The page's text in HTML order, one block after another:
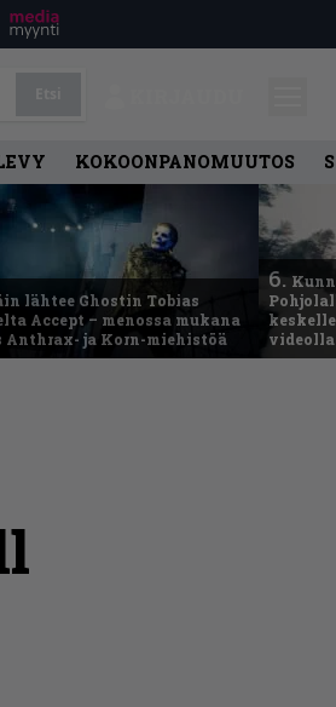
KOKOONPANOMUUTOS
lähtee Ghostin Tobias
Accept – menossa mukana
Anthrax- ja Korn-miehistöä
6.